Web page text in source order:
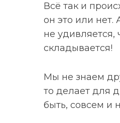
Всё так и
он это или нет.
не удивляется,
складывается!
Мы не знаем
то делает для
быть, совсем и
r
c
h
f
: